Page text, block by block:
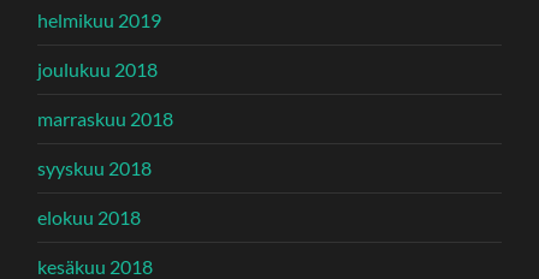
helmikuu 2019
joulukuu 2018
marraskuu 2018
syyskuu 2018
elokuu 2018
kesäkuu 2018